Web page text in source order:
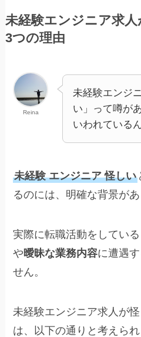
未経験エンジニア求
3つの理由
Reina
未経験エンジ
い」って噂が
いわれている
未経験 エンジニア 怪しい
るのには、明確な背景があ
実際に転職活動をしてい
や曖昧な業務内容に遭遇
せん。
未経験エンジニア求人が
は、以下の通りと考えられ